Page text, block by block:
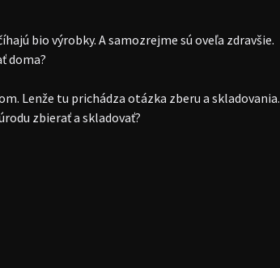
bio výrobky. A samozrejme sú oveľa zdravšie.
doma?
Lenže tu prichádza otázka zberu a skladovania.
zbierať a skladovať?